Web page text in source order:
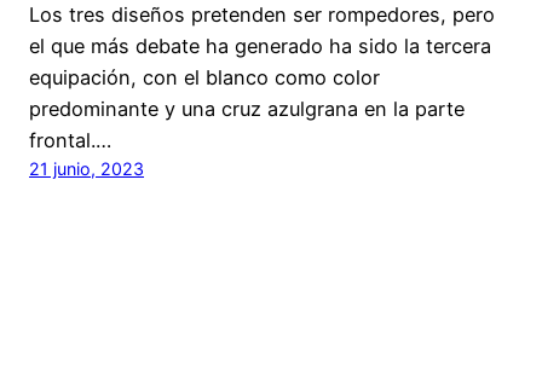
Los tres diseños pretenden ser rompedores, pero
el que más debate ha generado ha sido la tercera
equipación, con el blanco como color
predominante y una cruz azulgrana en la parte
frontal.…
21 junio, 2023